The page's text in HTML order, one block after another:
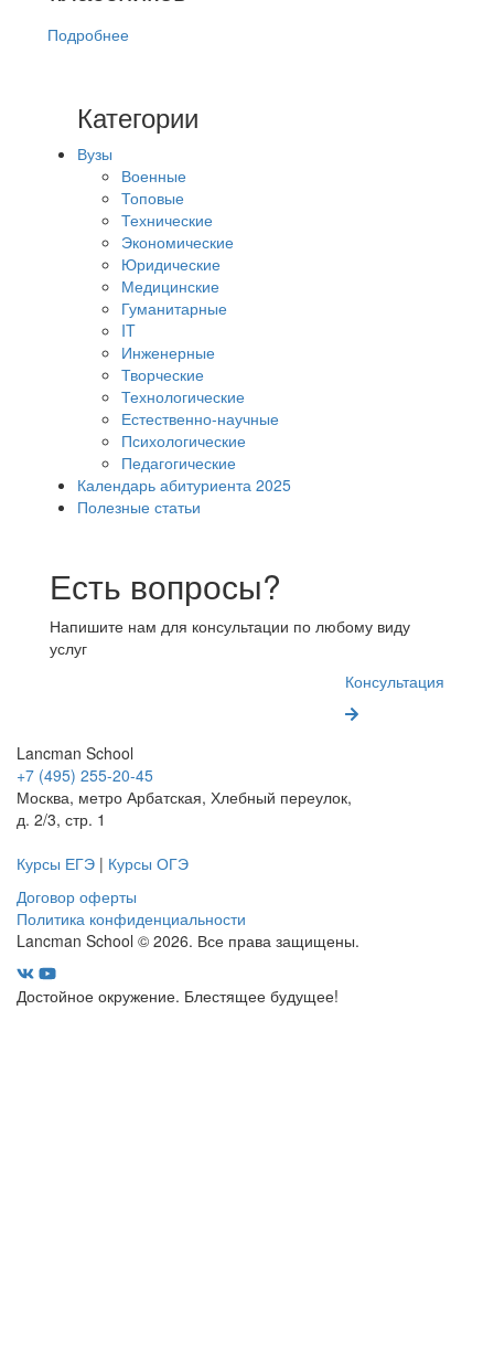
Подробнее
Категории
Вузы
Военные
Топовые
Технические
Экономические
Юридические
Медицинские
Гуманитарные
IT
Инженерные
Творческие
Технологические
Естественно-научные
Психологические
Педагогические
Календарь абитуриента 2025
Полезные статьи
Есть вопросы?
Напишите нам для консультации по любому виду
услуг
Консультация
Lancman School
+7 (495) 255-20-45
Москва, метро Арбатская, Хлебный переулок,
д. 2/3, стр. 1
Курсы ЕГЭ | Курсы ОГЭ
Договор оферты
Политика конфиденциальности
Lancman School © 2026. Все права защищены.
Достойное окружение. Блестящее будущее!